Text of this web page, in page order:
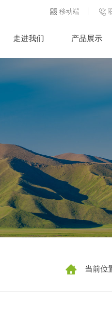
移动端
走进我们 产品展示
当前位